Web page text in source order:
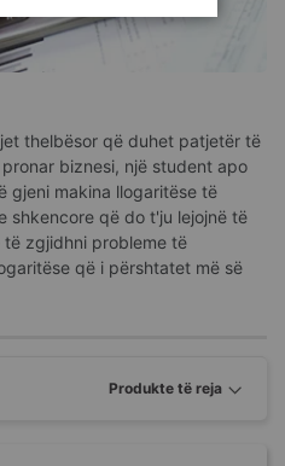
thelbësor që duhet patjetër të
biznesi, një student apo
gjeni makina llogaritëse të
shkencore që do t'ju lejojnë të
të zgjidhni probleme të
që i përshtatet më së